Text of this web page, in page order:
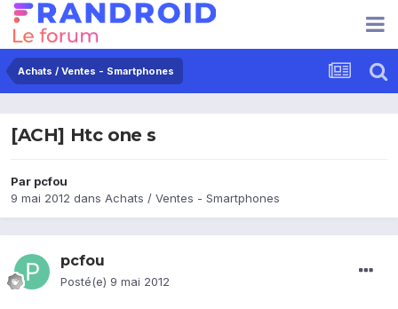
Achats / Ventes - Smartphones
[ACH] Htc one s
Par pcfou
9 mai 2012 dans Achats / Ventes - Smartphones
pcfou
Posté(e) 9 mai 2012